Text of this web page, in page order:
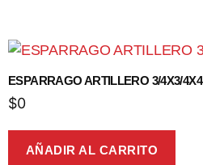
ESPARRAGO ARTILLERO 3/4X3/4X4
$0
AÑADIR AL CARRITO